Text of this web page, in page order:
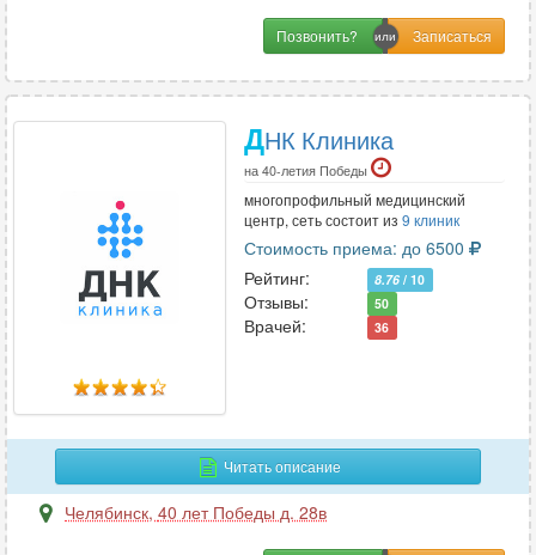
Позвонить?
ДНК Клиника
на 40-летия Победы
многопрофильный медицинский
центр, сеть состоит из 9 клиник
Стоимость приема: до 6500
Рейтинг:
8.76 / 10
Отзывы: 50
Врачей: 36
Читать описание
Челябинск, 40 лет Победы д. 28в